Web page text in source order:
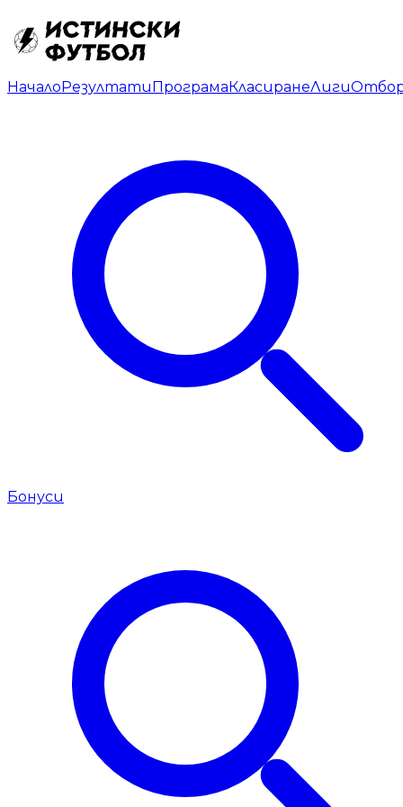
НачалоРезултатиПрограмаКласиранеЛиги
Бонуси